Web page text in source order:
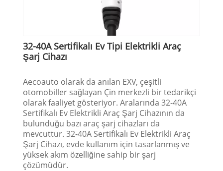
32-40A Sertifikalı Ev Tipi Elektrikli Araç
Şarj Cihazı
Aecoauto olarak da anılan EXV, çeşitli
otomobiller sağlayan Çin merkezli bir tedarikçi
olarak faaliyet gösteriyor. Aralarında 32-40A
Sertifikalı Ev Elektrikli Araç Şarj Cihazının da
bulunduğu bazı araç şarj cihazları da
mevcuttur. 32-40A Sertifikalı Ev Elektrikli Araç
Şarj Cihazı, evde kullanım için tasarlanmış ve
yüksek akım özelliğine sahip bir şarj
çözümüdür.